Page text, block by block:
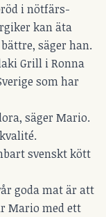
i nötfärs-
kan äta
säger han.
Grill i Ronna
som har
säger Mario.
svenskt kött
goda mat är att
Mario med ett